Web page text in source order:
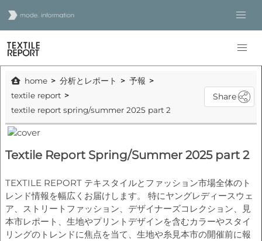
home 分析とレポート
予報
textile report
textile report spring/summer 2025 part 2
Share
Textile Report Spring/Summer 2025 part 2
TEXTILE REPORT テキスタイルとファッション市場全体のト
レンド情報を幅広くお届けします。 特にヤングレディースウェ
ア、ストリートファッション、デザイナーズコレクション、見
本市レポート、生地やプリントデザインを含むカラーやスタイ
リングのトレンドに焦点を当て、生地や糸見本市の開催前に報